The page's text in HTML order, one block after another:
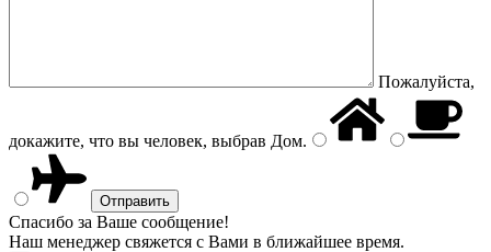
Пожалуйста,
докажите, что вы человек, выбрав Дом.
Спасибо за Ваше сообщение!
Наш менеджер свяжется с Вами в ближайшее время.